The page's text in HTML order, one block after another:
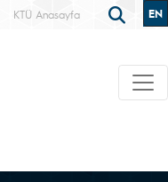
KTÜ Anasayfa EN